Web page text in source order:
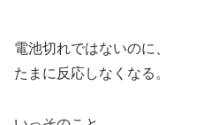
電池切れではないのに、
たまに反応しなくなる。